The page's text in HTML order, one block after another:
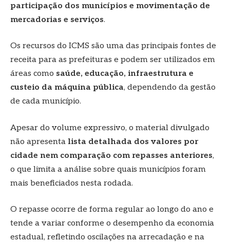
participação dos municípios e movimentação de
mercadorias e serviços.
Os recursos do ICMS são uma das principais fontes de
receita para as prefeituras e podem ser utilizados em
áreas como saúde, educação, infraestrutura e
custeio da máquina pública, dependendo da gestão
de cada município.
Apesar do volume expressivo, o material divulgado
não apresenta lista detalhada dos valores por
cidade nem comparação com repasses anteriores,
o que limita a análise sobre quais municípios foram
mais beneficiados nesta rodada.
O repasse ocorre de forma regular ao longo do ano e
tende a variar conforme o desempenho da economia
estadual, refletindo oscilações na arrecadação e na